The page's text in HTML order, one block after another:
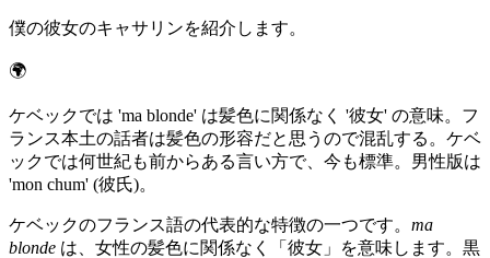
僕の彼女のキャサリンを紹介します。
🌍
ケベックでは 'ma blonde' は髪色に関係なく '彼女' の意味。フ
ランス本土の話者は髪色の形容だと思うので混乱する。ケベ
ックでは何世紀も前からある言い方で、今も標準。男性版は
'mon chum' (彼氏)。
ケベックのフランス語の代表的な特徴の一つです。 ma
blonde は、女性の髪色に関係なく「彼女」を意味します。黒